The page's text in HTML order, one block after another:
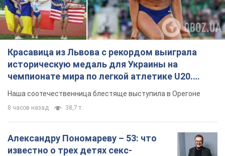
Красавица из Львова с рекордом выиграла
историческую медаль для Украины на
чемпионате мира по легкой атлетике U20.
Видео
Наша соотечественница блестяще выступила в Орегоне
8 часов назад 38,7 т.
Александру Пономареву – 53: что
известно о трех детях секс-